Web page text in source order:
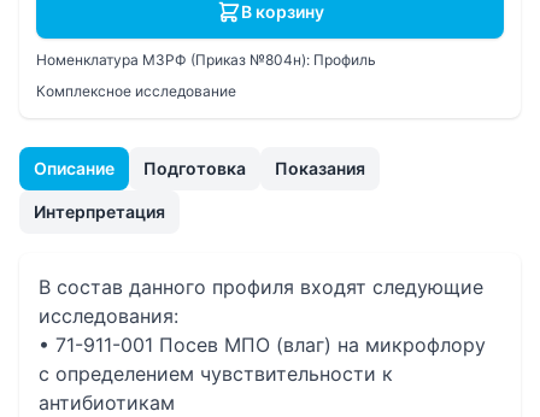
Описание Подготовка Показания
Интерпретация
В состав данного профиля входят следующие
исследования:
• 71-911-001 Посев МПО (влаг) на микрофлору
с определением чувcтвительности к
антибиотикам
В корзину
Номенклатура МЗРФ (Приказ №804н): Профиль
Комплексное исследование